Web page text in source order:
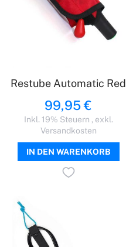
Restube Automatic Red
99,95 €
Inkl. 19% Steuern , exkl.
Versandkosten
IN DEN WARENKORB